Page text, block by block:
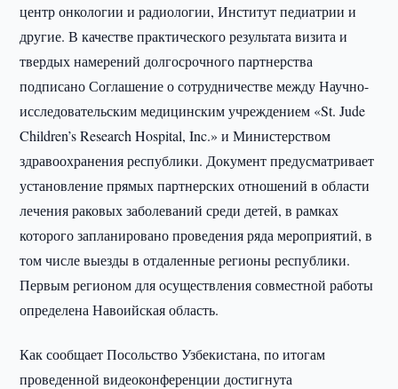
центр онкологии и радиологии, Институт педиатрии и
другие. В качестве практического результата визита и
твердых намерений долгосрочного партнерства
подписано Соглашение о сотрудничестве между Научно-
исследовательским медицинским учреждением «St. Jude
Children’s Research Hospital, Inc.» и Министерством
здравоохранения республики. Документ предусматривает
установление прямых партнерских отношений в области
лечения раковых заболеваний среди детей, в рамках
которого запланировано проведения ряда мероприятий, в
том числе выезды в отдаленные регионы республики.
Первым регионом для осуществления совместной работы
определена Навоийская область.
Как сообщает Посольство Узбекистана, по итогам
проведенной видеоконференции достигнута